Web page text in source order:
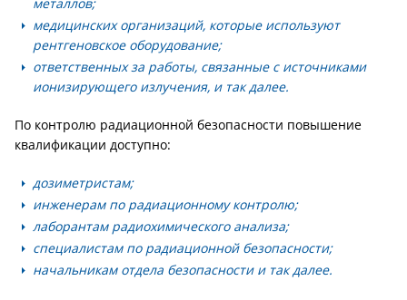
медицинских организаций, которые используют
рентгеновское оборудование;
ответственных за работы, связанные с источниками
ионизирующего излучения, и так далее.
По контролю радиационной безопасности повышение
квалификации доступно:
дозиметристам;
инженерам по радиационному контролю;
лаборантам радиохимического анализа;
специалистам по радиационной безопасности;
начальникам отдела безопасности и так далее.